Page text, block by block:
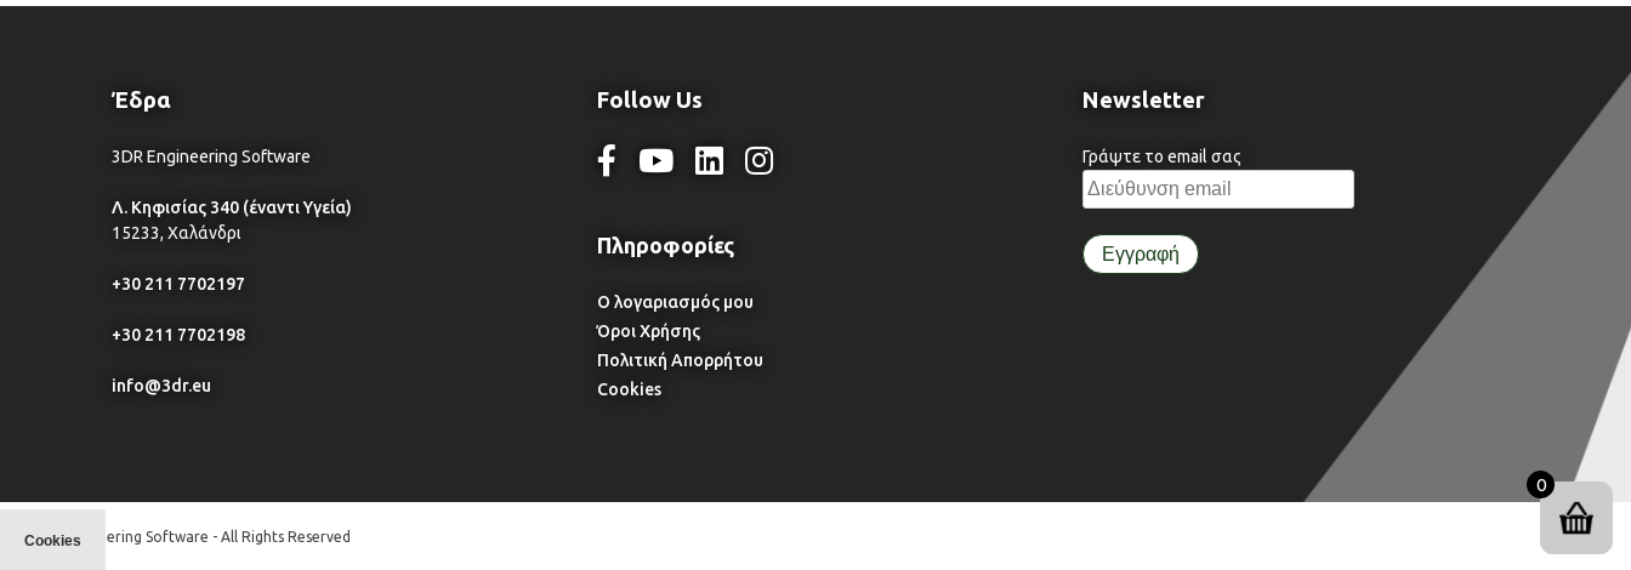
Έδρα
3DR Engineering Software
Λ. Κηφισίας 340 (έναντι Υγεία)
15233, Χαλάνδρι
+30 211 7702197
+30 211 7702198
info@3dr.eu
Follow Us
Ο λογαριασμός μου
Όροι Χρήσης
Πολιτική Απορρήτου
Cookies
Newsletter
Γράψτε το email σας
© 3DR Engineering Software - All Rights Reserved
Cookies
0